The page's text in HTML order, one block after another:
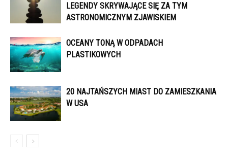
LEGENDY SKRYWAJĄCE SIĘ ZA TYM
ASTRONOMICZNYM ZJAWISKIEM
OCEANY TONĄ W ODPADACH
PLASTIKOWYCH
20 NAJTAŃSZYCH MIAST DO ZAMIESZKANIA
W USA